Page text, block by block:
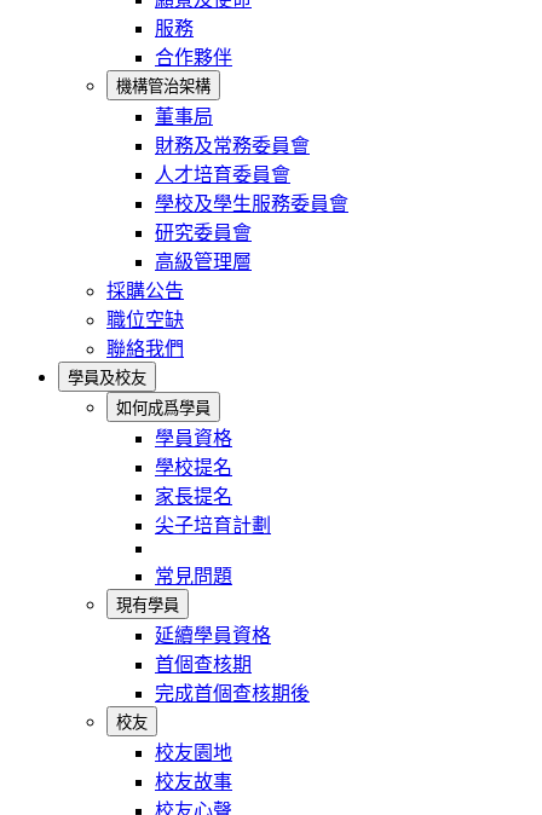
服務
合作夥伴
機構管治架構
董事局
財務及常務委員會
人才培育委員會
學校及學生服務委員會
研究委員會
高級管理層
採購公告
職位空缺
聯絡我們
學員及校友
如何成爲學員
學員資格
學校提名
家長提名
尖子培育計劃
常見問題
現有學員
延續學員資格
首個查核期
完成首個查核期後
校友
校友園地
校友故事
校友心聲